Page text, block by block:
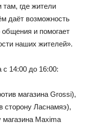
где жители
даёт возможность
общения и помогает
наших жителей».
14:00 до 16:00:
магазина Grossi),
сторону Ласнамяэ),
Maxima